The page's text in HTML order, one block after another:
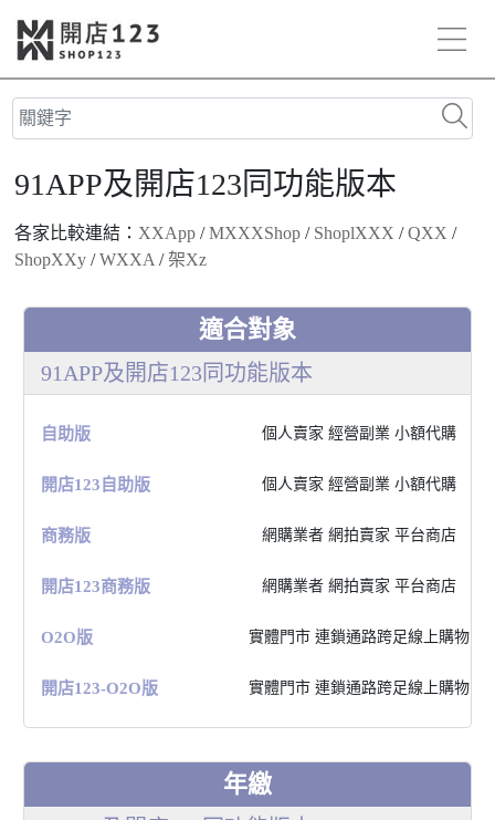
91APP及開店123同功能版本
各家比較連結： XXApp / MXXXShop / ShoplXXX / QXX /
ShopXXy / WXXA / 架Xz
適合對象
91APP及開店123同功能版本
⾃助版 個⼈賣家 經營副業 ⼩額代購
開店123⾃助版 個⼈賣家 經營副業 ⼩額代購
商務版 網購業者 網拍賣家 平台商店
開店123商務版 網購業者 網拍賣家 平台商店
O2O版 實體⾨市 連鎖通路跨⾜線上購物
開店123-O2O版 實體⾨市 連鎖通路跨⾜線上購物
年繳